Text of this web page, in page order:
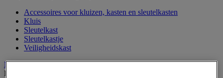
Accessoires voor kluizen, kasten en sleutelkasten
Kluis
Sleutelkast
Sleutelkastje
Veiligheidskast
Medische apparatuur en meubilair
Bekijk de hele productgroep